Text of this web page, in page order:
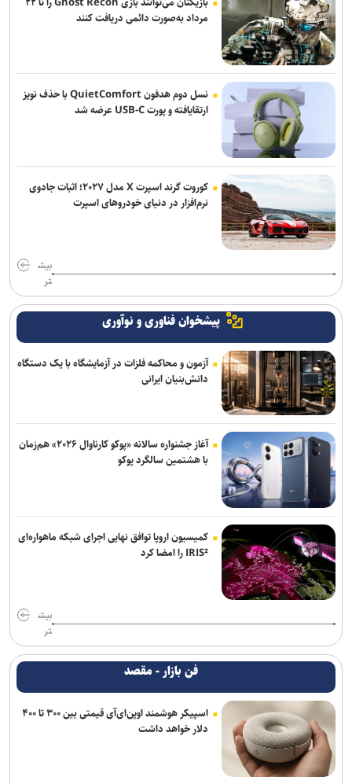
مرداد به‌صورت دائمی دریافت کنند
نسل دوم هدفون QuietComfort با حذف نویز
ارتقایافته و پورت USB-C عرضه شد
کوروت گرند اسپرت X مدل ۲۰۲۷؛ اثبات جادوی
نرم‌افزار در دنیای خودروهای اسپرت
بیش
تر
پیشخوان فناوری و نوآوری
آزمون و محاکمه فلزات در آزمایشگاه با یک دستگاه
دانش‌بنیان ایرانی
آغاز جشنواره سالانه «پوکو کارناوال ۲۰۲۶» هم‌زمان
با هشتمین سالگرد پوکو
کمیسیون اروپا توافق نهایی اجرای شبکه ماهواره‌ای
IRIS² را امضا کرد
بیش
تر
فن بازار - مقصد
اسپیکر هوشمند اوپن‌ای‌آی قیمتی بین ۳۰۰ تا ۴۰۰
دلار خواهد داشت